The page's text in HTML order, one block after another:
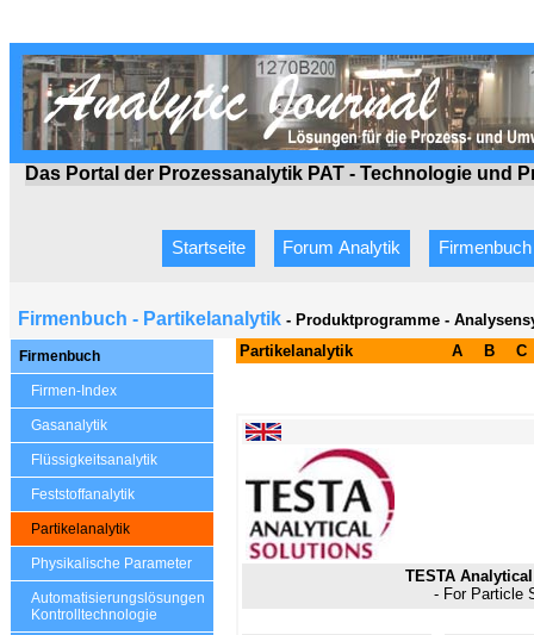
Das Portal der Prozessanalytik PAT - Technologie und
Startseite Forum Analytik Firmenbuch
Firmenbuch - Partikelanalytik - Produktprogramme -
Firmenbuch
Firmen-Index
Gasanalytik
Flüssigkeitsanalytik
Feststoffanalytik
Partikelanalytik
Physikalische Parameter
Automatisierungslösungen
Kontrolltechnologie
Partikelanalytik A B C
TESTA
- For Particle